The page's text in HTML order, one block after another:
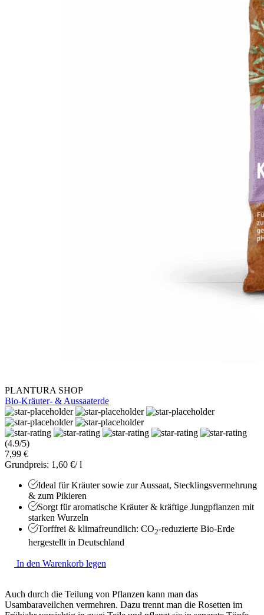
PLANTURA SHOP
Bio-Kräuter- & Aussaaterde
(4.9/5)
7,99 €
Grundpreis: 1,60 €/ l
Ideal für Kräuter sowie zur Aussaat, Stecklingsvermehrung
& zum Pikieren
Sorgt für aromatische Kräuter & kräftige Jungpflanzen mit
starken Wurzeln
Torffrei & klimafreundlich: CO2-reduzierte Bio-Erde
hergestellt in Deutschland
In den Warenkorb legen
Auch durch die Teilung von Pflanzen kann man das
Usambaraveilchen vermehren. Dazu trennt man die Rosetten im